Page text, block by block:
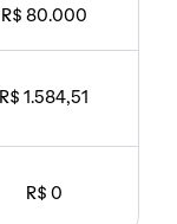
R$ 80.000
R$ 1.584,51
R$ 0